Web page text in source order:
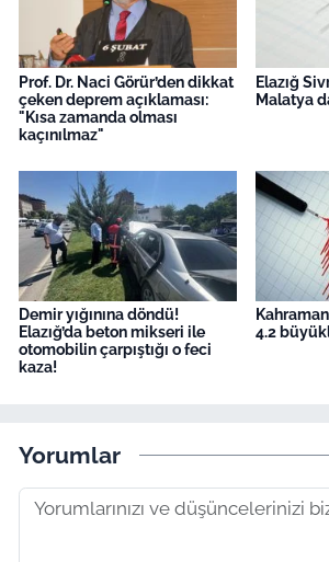
Prof. Dr. Naci Görür’den dikkat
çeken deprem açıklaması:
"Kısa zamanda olması
kaçınılmaz"
Elazığ
Malatya
Demir yığınına döndü!
Elazığ’da beton mikseri ile
otomobilin çarpıştığı o feci
kaza!
4.2
Yorumlar